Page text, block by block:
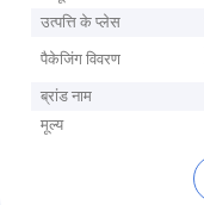
उत्पत्ति के प्लेस
पैकेजिंग विवरण
ब्रांड नाम
मूल्य